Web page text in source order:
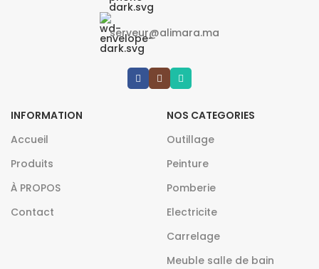
serveur@alimara.ma
INFORMATION
Accueil
Produits
À PROPOS
Contact
NOS CATEGORIES
Outillage
Peinture
Pomberie
Electricite
Carrelage
Meuble salle de bain